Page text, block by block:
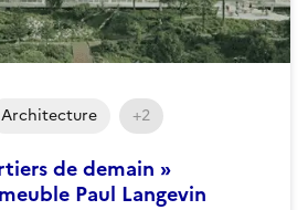
de demain »
Paul Langevin
Architecture +2